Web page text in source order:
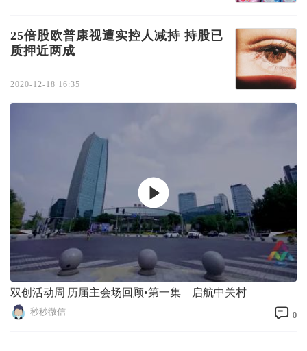
25倍股欧普康视遭实控人减持 持股已
质押近两成
2020-12-18 16:35
双创活动周|历届主会场回顾•第一集 启航中关村
秒秒微信 0